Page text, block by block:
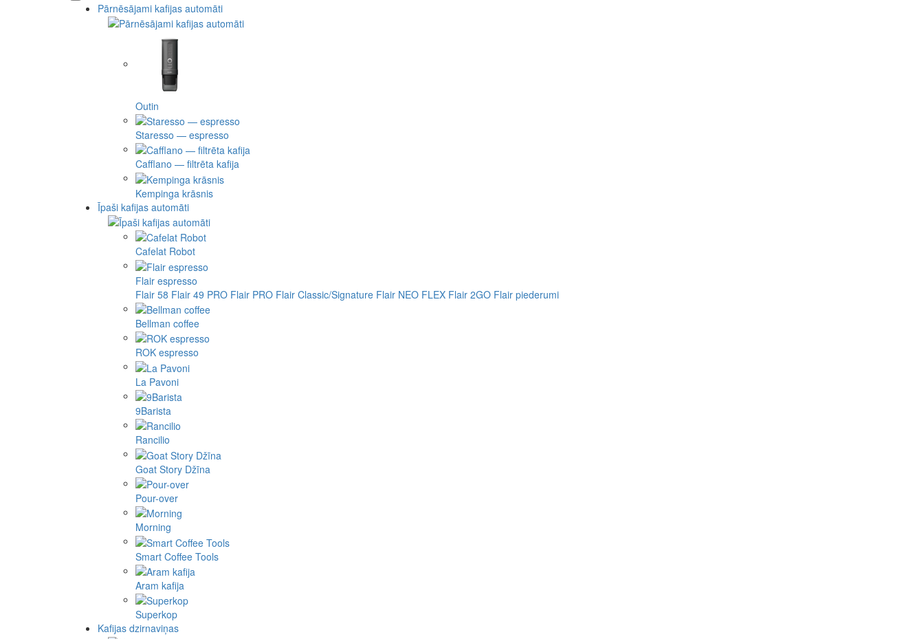
Pārnēsājami kafijas automāti
Outin
Staresso — espresso
Cafflano — filtrēta kafija
Kempinga krāsnis
Īpaši kafijas automāti
Cafelat Robot
Flair espresso
Flair 58 Flair 49 PRO Flair PRO Flair Classic/Signature Flair NEO FLEX Flair 2GO Flair piederumi
Bellman coffee
ROK espresso
La Pavoni
9Barista
Rancilio
Goat Story Džīna
Pour-over
Morning
Smart Coffee Tools
Aram kafija
Superkop
Kafijas dzirnaviņas